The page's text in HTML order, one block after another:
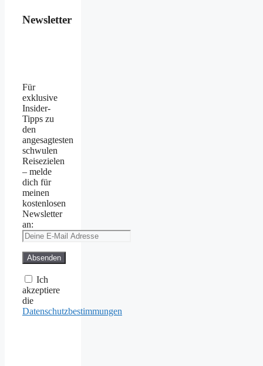
Newsletter
Für
exklusive
Insider-
Tipps zu
den
angesagtesten
schwulen
Reisezielen
– melde
dich für
meinen
kostenlosen
Newsletter
an:
Ich
akzeptiere
die
Datenschutzbestimmungen